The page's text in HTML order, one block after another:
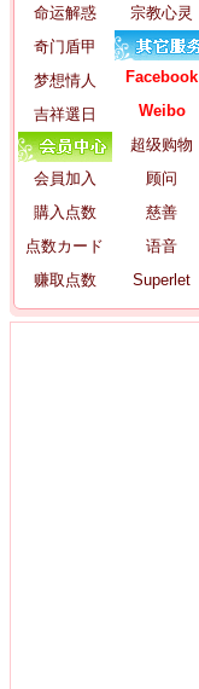
命运解惑
奇门盾甲
梦想情人
吉祥選日
会員加入
購入点数
点数カード
赚取点数
宗教心灵
Facebook
Weibo
超级购物
顾问
慈善
语音
Superlet